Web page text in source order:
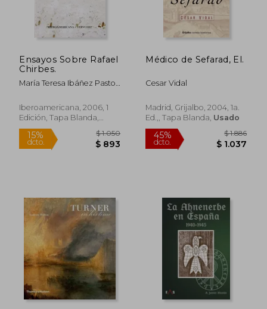
50%
dcto.
$ 5.319 45%
Ensayos Sobre Rafael
Chirbes.
María Teresa Ibáñez Pastor
Iberoamericana, 2006, 1
Edición, Tapa Blanda,
Nuevo
Médico de Sefarad, El.
Cesar Vidal
Madrid, Grijalbo, 2004, 1a.
Ed.,, Tapa Blanda, Usado